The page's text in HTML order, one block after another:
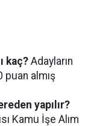
kaç? Adayların
puan almış
yapılır?
Kamu İşe Alım